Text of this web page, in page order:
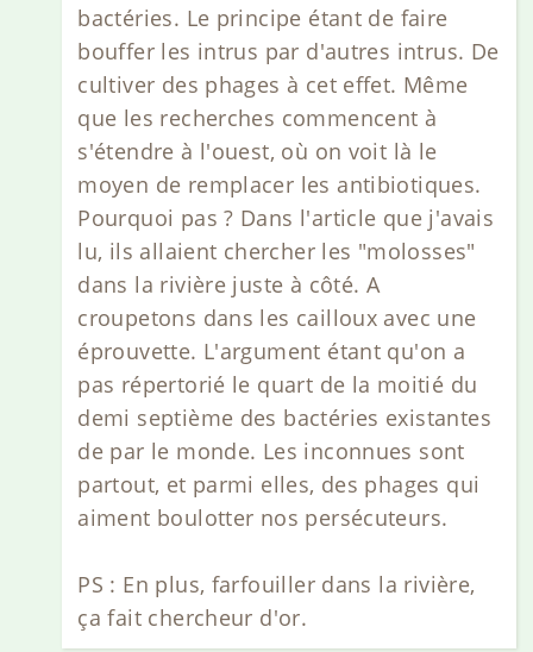
bactéries. Le principe étant de faire
bouffer les intrus par d'autres intrus. De
cultiver des phages à cet effet. Même
que les recherches commencent à
s'étendre à l'ouest, où on voit là le
moyen de remplacer les antibiotiques.
Pourquoi pas ? Dans l'article que j'avais
lu, ils allaient chercher les "molosses"
dans la rivière juste à côté. A
croupetons dans les cailloux avec une
éprouvette. L'argument étant qu'on a
pas répertorié le quart de la moitié du
demi septième des bactéries existantes
de par le monde. Les inconnues sont
partout, et parmi elles, des phages qui
aiment boulotter nos persécuteurs.
PS : En plus, farfouiller dans la rivière,
ça fait chercheur d'or.